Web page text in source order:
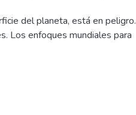
ser externados a su domicilio
o su terapia paliativa...
del planeta, está en peligro.
Los enfoques mundiales para